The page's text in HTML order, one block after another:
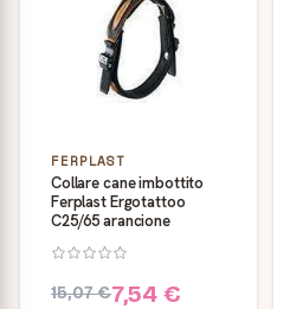
FERPLAST
Collare cane imbottito
Ferplast Ergotattoo
C25/65 arancione
15,07 €7,54 €